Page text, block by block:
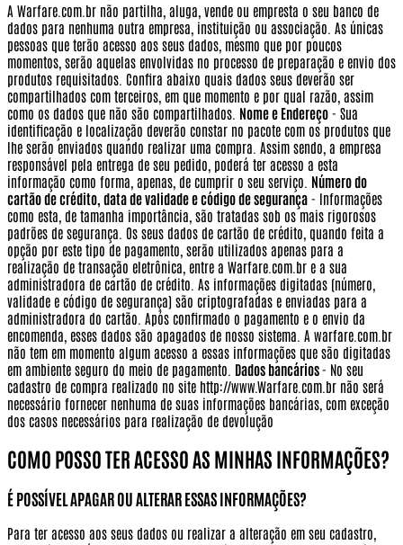
A Warfare.com.br não partilha, aluga, vende ou empresta o seu banco de
dados para nenhuma outra empresa, instituição ou associação. As únicas
pessoas que terão acesso aos seus dados, mesmo que por poucos
momentos, serão aquelas envolvidas no processo de preparação e envio dos
produtos requisitados. Confira abaixo quais dados seus deverão ser
compartilhados com terceiros, em que momento e por qual razão, assim
como os dados que não são compartilhados. Nome e Endereço - Sua
identificação e localização deverão constar no pacote com os produtos que
lhe serão enviados quando realizar uma compra. Assim sendo, a empresa
responsável pela entrega de seu pedido, poderá ter acesso a esta
informação como forma, apenas, de cumprir o seu serviço. Número do
cartão de crédito, data de validade e código de segurança - Informações
como esta, de tamanha importância, são tratadas sob os mais rigorosos
padrões de segurança. Os seus dados de cartão de crédito, quando feita a
opção por este tipo de pagamento, serão utilizados apenas para a
realização de transação eletrônica, entre a Warfare.com.br e a sua
administradora de cartão de crédito. As informações digitadas (número,
validade e código de segurança) são criptografadas e enviadas para a
administradora do cartão. Após confirmado o pagamento e o envio da
encomenda, esses dados são apagados de nosso sistema. A warfare.com.br
não tem em momento algum acesso a essas informações que são digitadas
em ambiente seguro do meio de pagamento. Dados bancários- No seu
cadastro de compra realizado no site http://www.Warfare.com.br não será
necessário fornecer nenhuma de suas informações bancárias, com exceção
dos casos necessários para realização de devolução
COMO POSSO TER ACESSO AS MINHAS INFORMAÇÕES?
É POSSÍVEL APAGAR OU ALTERAR ESSAS INFORMAÇÕES?
Para ter acesso aos seus dados ou realizar a alteração em seu cadastro,